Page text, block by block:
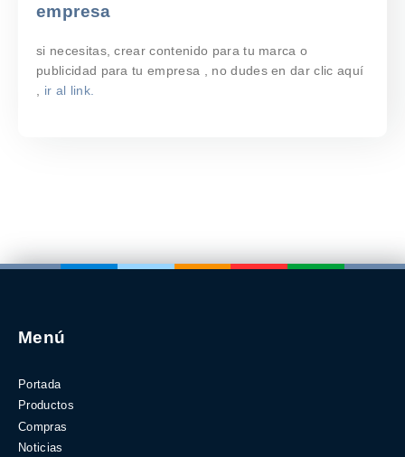
empresa
si necesitas, crear contenido para tu marca o
publicidad para tu empresa , no dudes en dar clic aquí
ir al link.
Menú
Portada
Productos
Compras
Noticias